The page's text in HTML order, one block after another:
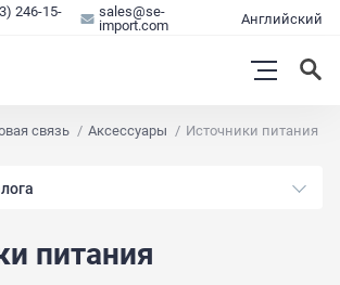
246-15-
sales@se-
import.com
Английский
связь Аксессуары Источники питания
питания